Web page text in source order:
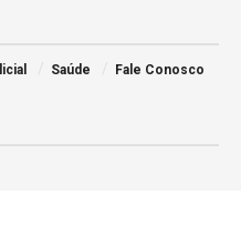
Saúde Fale Conosco